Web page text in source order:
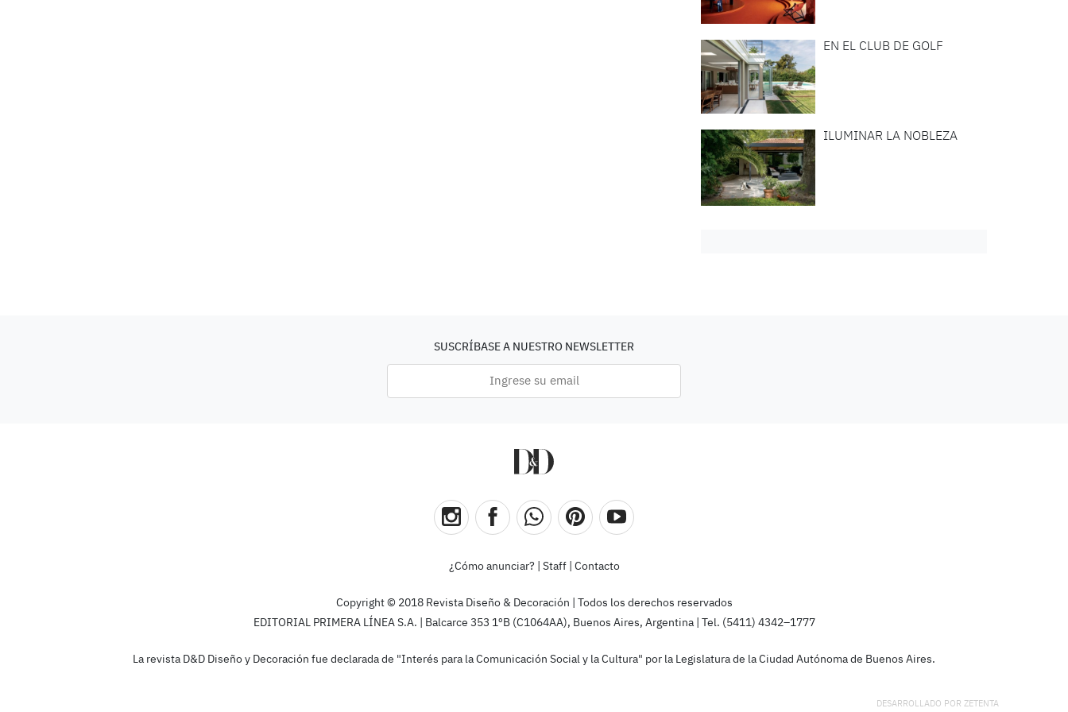
EN EL CLUB DE GOLF
ILUMINAR LA NOBLEZA
SUSCRÍBASE A NUESTRO NEWSLETTER
¿Cómo anunciar? Staff| Contacto
Copyright © 2018 Revista Diseño & Decoración | Todos los derechos reservados
EDITORIAL PRIMERA LÍNEA S.A. | Balcarce 353 1ºB (C1064AA), Buenos Aires, Argentina | Tel. (5411) 4342–1777
La revista D&D Diseño y Decoración fue declarada de "Interés para la Comunicación Social y la Cultura" por la Legislatura de la Ciudad Autónoma de Buenos Aires.
DESARROLLADO POR ZETENTA